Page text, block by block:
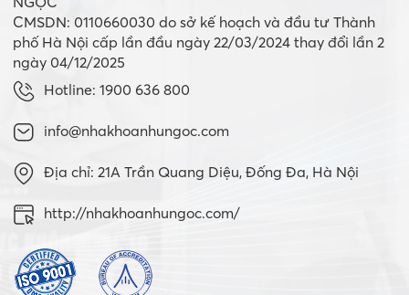
CMSDN: 0110660030 do sở kế hoạch và đầu tư Thành
phố Hà Nội cấp lần đầu ngày 22/03/2024 thay đổi lần 2
ngày 04/12/2025
Hotline: 1900 636 800
info@nhakhoanhungoc.com
Địa chỉ: 21A Trần Quang Diệu, Đống Đa, Hà Nội
http://nhakhoanhungoc.com/